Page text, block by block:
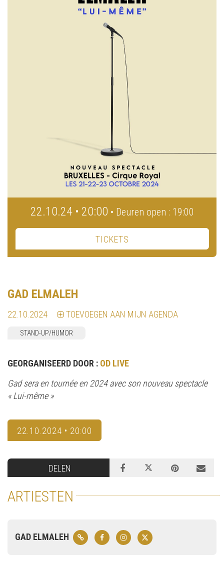
22.10.24 • 20:00 • Deuren open : 19:00
TICKETS
GAD ELMALEH
22.10.2024 TOEVOEGEN AAN MIJN AGENDA
STAND-UP/HUMOR
GEORGANISEERD DOOR : OD LIVE
Gad sera en tournée en 2024 avec son nouveau spectacle
« Lui-même »
22.10.2024 • 20:00
DELEN
ARTIESTEN
GAD ELMALEH